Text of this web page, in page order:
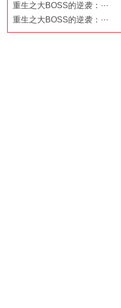
重生之大BOSS的逆袭：···
重生之大BOSS的逆袭：···